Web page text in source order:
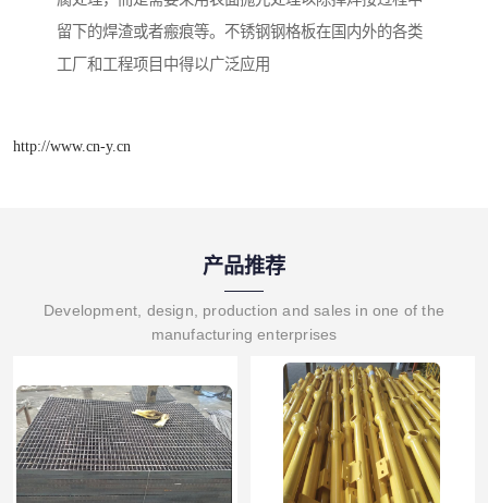
留下的焊渣或者瘢痕等。不锈钢钢格板在国内外的各类
工厂和工程项目中得以广泛应用
http://www.cn-y.cn
产品推荐
Development, design, production and sales in one of the
manufacturing enterprises